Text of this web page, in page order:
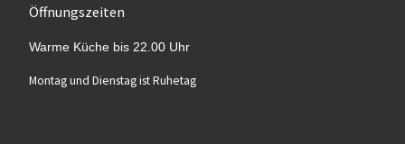
Öffnungszeiten
Warme Küche bis 22.00 Uhr
Montag und Dienstag ist Ruhetag